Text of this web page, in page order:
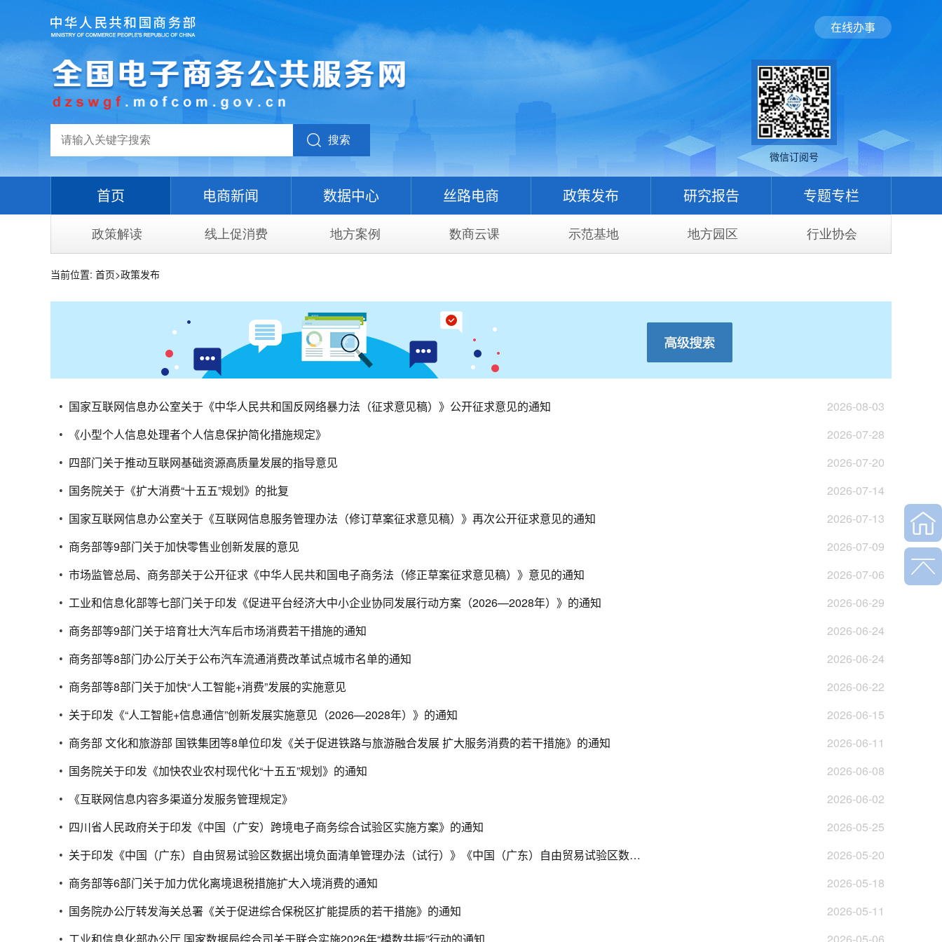
在线办事
搜索
微信订阅号
首页 电商新闻 数据中心 丝路电商 政策发布 研究报告 专题专栏
政策解读 线上促消费 地方案例 数商云课 示范基地 地方园区 行业协会
当前位置: 首页>政策发布
国家互联网信息办公室关于《中华人民共和国反网络暴力法（征求意见稿）》公开征求意见的通知
2026-08-03
《小型个人信息处理者个人信息保护简化措施规定》
2026-07-28
四部门关于推动互联网基础资源高质量发展的指导意见
2026-07-20
国务院关于《扩大消费“十五五”规划》的批复
2026-07-14
国家互联网信息办公室关于《互联网信息服务管理办法（修订草案征求意见稿）》再次公开征求意见的通知
2026-07-13
商务部等9部门关于加快零售业创新发展的意见
2026-07-09
市场监管总局、商务部关于公开征求《中华人民共和国电子商务法（修正草案征求意见稿）》意见的通知
2026-07-06
工业和信息化部等七部门关于印发《促进平台经济大中小企业协同发展行动方案（2026—2028年）》的通知
2026-06-29
商务部等9部门关于培育壮大汽车后市场消费若干措施的通知
2026-06-24
商务部等8部门办公厅关于公布汽车流通消费改革试点城市名单的通知
2026-06-24
商务部等8部门关于加快“人工智能+消费”发展的实施意见
2026-06-22
关于印发《“人工智能+信息通信”创新发展实施意见（2026—2028年）》的通知
2026-06-15
商务部 文化和旅游部 国铁集团等8单位印发《关于促进铁路与旅游融合发展 扩大服务消费的若干措施》的通知
2026-06-11
国务院关于印发《加快农业农村现代化“十五五”规划》的通知
2026-06-08
《互联网信息内容多渠道分发服务管理规定》
2026-06-02
四川省人民政府关于印发《中国（广安）跨境电子商务综合试验区实施方案》的通知
2026-05-25
关于印发《中国（广东）自由贸易试验区数据出境负面清单管理办法（试行）》《中国（广东）自由贸易试验区数据出境管理清单（负面清单）（2025版）》的通知
2026-05-20
商务部等6部门关于加力优化离境退税措施扩大入境消费的通知
2026-05-18
国务院办公厅转发海关总署《关于促进综合保税区扩能提质的若干措施》的通知
2026-05-11